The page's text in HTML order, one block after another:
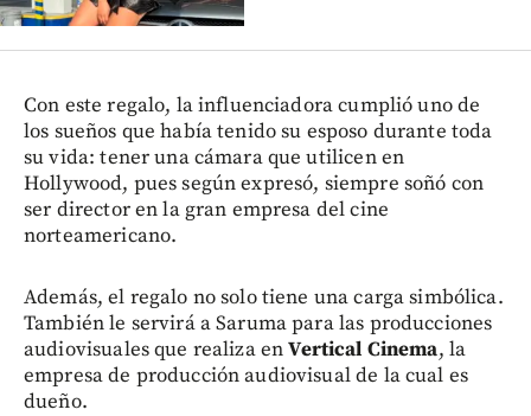
Con este regalo, la influenciadora cumplió uno de
los sueños que había tenido su esposo durante toda
su vida: tener una cámara que utilicen en
Hollywood, pues según expresó, siempre soñó con
ser director en la gran empresa del cine
norteamericano.
Además, el regalo no solo tiene una carga simbólica.
También le servirá a Saruma para las producciones
audiovisuales que realiza enVertical Cinema, la
empresa de producción audiovisual de la cual es
dueño.